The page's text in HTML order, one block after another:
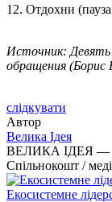
12. Отдохни
Источник:
обращения (Борис
слідкувати
Автор
Bелика Ідея
ВЕЛИКА ІДЕЯ —
Спільнокошт /
Екосистемне